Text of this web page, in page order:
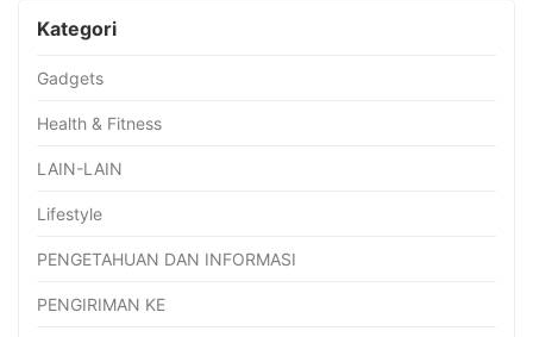
Kategori
Gadgets
Health & Fitness
LAIN-LAIN
Lifestyle
PENGETAHUAN DAN INFORMASI
PENGIRIMAN KE